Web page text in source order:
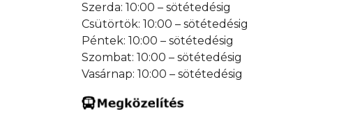
Szerda: 10:00 – sötétedésig
Csütörtök: 10:00 – sötétedésig
Péntek: 10:00 – sötétedésig
Szombat: 10:00 – sötétedésig
Vasárnap: 10:00 – sötétedésig